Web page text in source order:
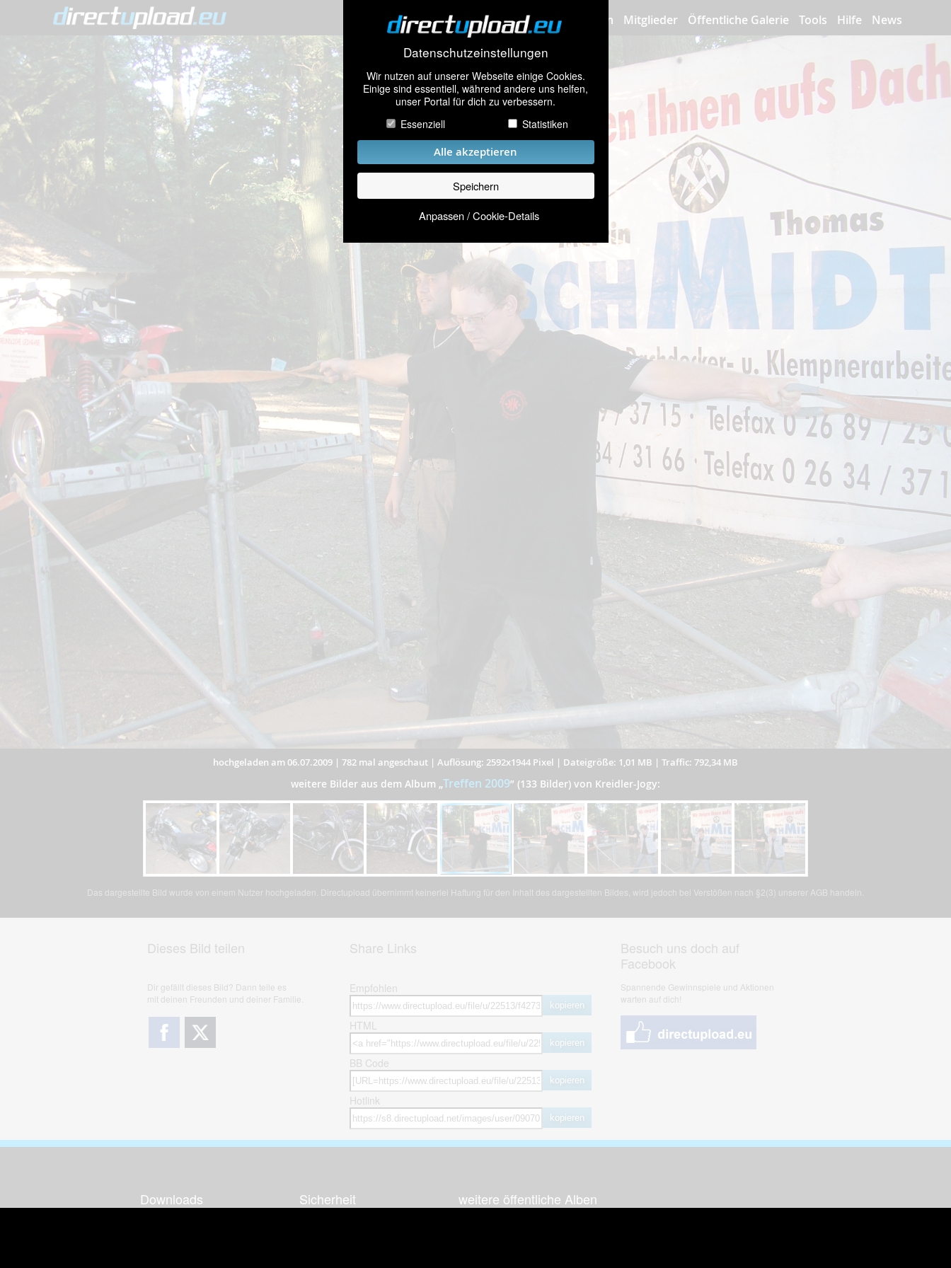
Datenschutzeinstellungen
Wir nutzen auf unserer Webseite einige Cookies.
Einige sind essentiell, während andere uns helfen,
unser Portal für dich zu verbessern.
Essenziell
Statistiken
Alle akzeptieren
Speichern
Anpassen / Cookie-Details
Bilder hochladen Mitglieder Öffentliche Galerie Tools Hilfe News
hochgeladen am 06.07.2009 | 782 mal angeschaut | Auflösung: 2592x1944 Pixel | Dateigröße: 1,01 MB | Traffic: 792,34 MB
weitere Bilder aus dem Album „Treffen 2009” (133 Bilder) von Kreidler-Jogy:
Das dargestellte Bild wurde von einem Nutzer hochgeladen. Directupload übernimmt keinerlei Haftung für den Inhalt des dargestellten Bildes, wird jedoch bei Verstößen nach §2(3) unserer AGB handeln.
Dieses Bild teilen
Dir gefällt dieses Bild? Dann teile es
mit deinen Freunden und deiner Familie.
Share Links
Empfohlen
kopieren
HTML
kopieren
BB Code
kopieren
Hotlink
kopieren
Besuch uns doch auf
Facebook
Spannende Gewinnspiele und Aktionen
warten auf dich!
Downloads Sicherheit weitere öffentliche Alben